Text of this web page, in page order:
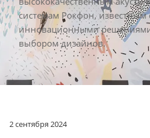
системам Рокфон, известным
инновационными
выбором дизайнов.
2 сентября 2024